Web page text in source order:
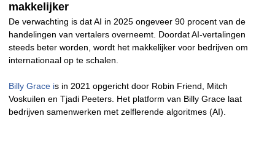
makkelijker
De verwachting is dat AI in 2025 ongeveer 90 procent van de
handelingen van vertalers overneemt. Doordat AI-vertalingen
steeds beter worden, wordt het makkelijker voor bedrijven om
internationaal op te schalen.
Billy Grace is in 2021 opgericht door Robin Friend, Mitch
Voskuilen en Tjadi Peeters. Het platform van Billy Grace laat
bedrijven samenwerken met zelflerende algoritmes (AI).